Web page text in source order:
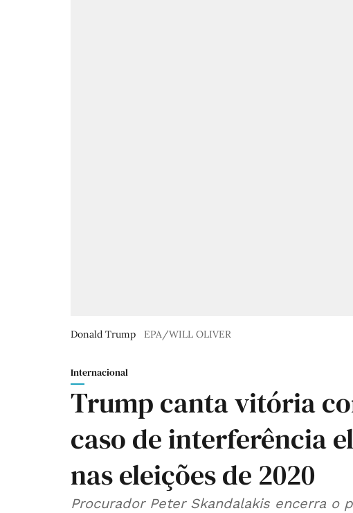
Donald Trump EPA/WILL OLIVER
Internacional
Trump canta vitória
caso de interferência
nas eleições de 2020
Procurador Peter Skandalakis encerra o